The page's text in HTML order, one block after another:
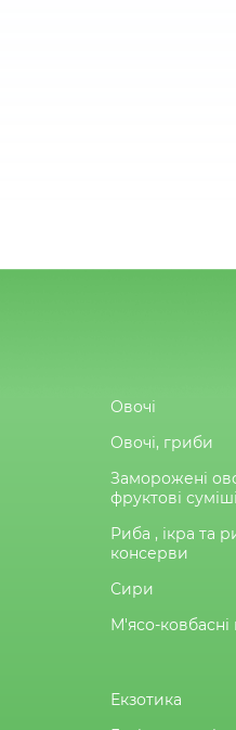
Овочі
Овочі, гриби
Заморожені
фруктові суміші
Риба , ікра та
консерви
Сири
М'ясо-
Екзотика